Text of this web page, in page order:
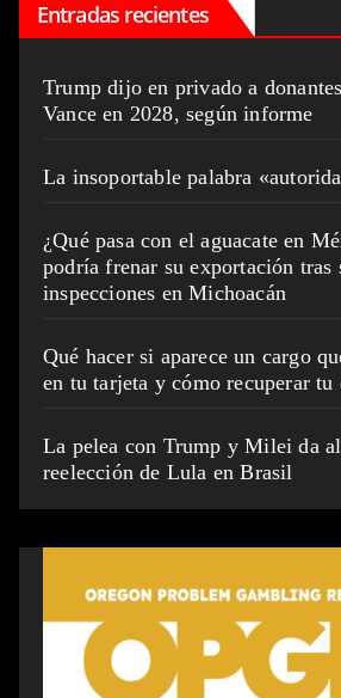
Entradas recientes
Trump dijo en privado a
Vance en 2028, según informe
La insoportable palabra
¿Qué pasa con el aguacate en
podría frenar su exportación tras
inspecciones en Michoacán
Qué hacer si aparece un cargo
en tu tarjeta y cómo recuperar tu
La pelea con Trump y Milei da
reelección de Lula en Brasil